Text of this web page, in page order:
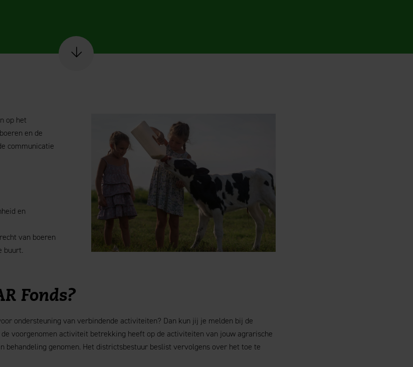
Scroll naar content
op het
en de
communicatie
en
van boeren
buurt.
Fonds?
ondersteuning van verbindende activiteiten? Dan kun jij je melden bij de
voorgenomen activiteit betrekking heeft op de activiteiten van jouw agrarische
behandeling genomen. Het districtsbestuur beslist vervolgens over het toe te